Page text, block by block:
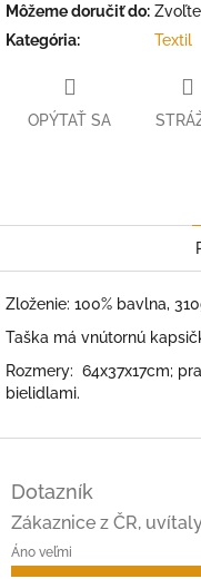
Môžeme doručiť do:
Kategória: Textil
OPÝTAŤ SA
Zloženie: 100% bavlna,
Taška má vnútornú
Rozmery: 64x37x17cm;
bielidlami.
Dotazník
Zákaznice z ČR,
Áno veľmi